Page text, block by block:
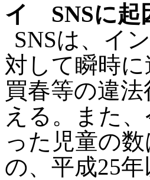
イ SNSに起
SNSは、イ
対して瞬時
買春等の違
える。また
った児童の
の、平成25